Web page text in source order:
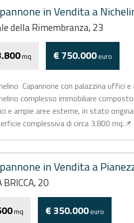
in Vendita a
della Rimembranza, 23
mq € 750.000euro
 Capannone con palazzina uffici
complesso immobiliare
e ampie aree esterne, in stato
complessiva di circa 3.800 mq.📌
in Vendita a
BRICCA, 20
mq € 350.000euro